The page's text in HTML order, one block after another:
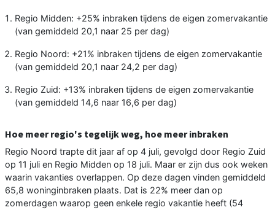
Regio Midden: +25% inbraken tijdens de eigen zomervakantie
(van gemiddeld 20,1 naar 25 per dag)
Regio Noord: +21% inbraken tijdens de eigen zomervakantie
(van gemiddeld 20,1 naar 24,2 per dag)
Regio Zuid: +13% inbraken tijdens de eigen zomervakantie
(van gemiddeld 14,6 naar 16,6 per dag)
Hoe meer regio's tegelijk weg, hoe meer inbraken
Regio Noord trapte dit jaar af op 4 juli, gevolgd door Regio Zuid
op 11 juli en Regio Midden op 18 juli. Maar er zijn dus ook weken
waarin vakanties overlappen. Op deze dagen vinden gemiddeld
65,8 woninginbraken plaats. Dat is 22% meer dan op
zomerdagen waarop geen enkele regio vakantie heeft (54